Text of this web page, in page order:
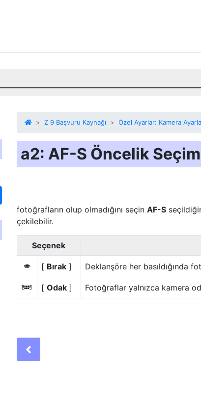
Z 9 Başvuru Kaynağı Özel Ayarlar: Kamera
a2: AF-S Öncelik
fotoğrafların olup olmadığını seçin AF-S
çekilebilir.
Seçenek
G [ Bırak ] Deklanşöre her basıldığında
F [ Odak ] Fotoğraflar yalnızca kamera